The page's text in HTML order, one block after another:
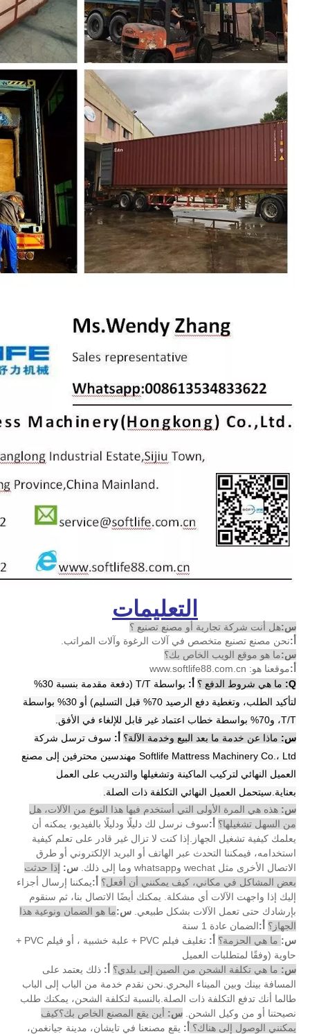
التعليمات
س:هل أنت شركة تجارية أو مصنع تصنيع ؟
أ:نحن مصنع تصنيع متخصص في آلات الرغوة وآلات المراتب.
س:ما هو موقع الويب الخاص بك؟
أ:موقعنا هو: www.softlife88.com.cn
Q
: ما هي شروط الدفع ؟ أ:
بواسطة T/T (دفعة مقدمة بنسبة 30%
لتأكيد الطلب، وتغطية دفع الرصيد 70% قبل التسليم) أو 30% بواسطة
T/T، و70% بواسطة خطاب اعتماد غير قابل للإلغاء في الأفق.
س: ماذا عن خدمة ما بعد البيع وخدمة الآلة؟ أ: سوف ترسل شركة
Softlife Mattress Machinery Co.، Ltd مهندسين محترفين إلى مصنع
العميل النهائي لتركيب الماكينة وتشغيلها والتدريب على العمل
بعناية.سيتحمل العميل النهائي التكلفة ذات الصلة.
س: هذه هي المرة الأولى التي أستخدم فيها هذا النوع من الآلات، هل
من السهل تشغيلها؟
أ:سوف نرسل لك دليلًا ودليلًا بالفيديو، يمكنه أن
يعلمك كيفية تشغيل الجهاز.إذا كنت لا تزال غير قادر على تعلم كيفية
استخدامه، فيمكننا التحدث عبر الهاتف أو البريد الإلكتروني أو طرق
الاتصال الأخرى مثل wechat وwhatsapp وما إلى ذلك.
س: إذا حدثت
بعض المشاكل في مكاني، كيف يمكنني أن أفعل؟
أ:يمكننا إرسال أجزاء
إليك إذا واجهت الآلات أي مشكلة. يمكنك أيضًا الاتصال بنا، ثم سنقوم
بإرشادك حتى تعمل الآلات بشكل طبيعي. س:ما هو الضمان ونوعية هذا
الجهاز؟
أ:الضمان عادة 1 سنة
س: ما هي الحزمة؟ أ:
تغليف فيلم PVC + علبة خشبية ، أو فيلم PVC +
حاوية (وفقًا لمتطلبات العميل
س: ما هي تكلفة الشحن من الصين إلى بلدي؟ أ: ذلك يعتمد على
المسافة بينك وبين الميناء البحري.نحن نقدم خدمة من الباب إلى الباب
طالما أنك تدفع التكلفة ذات الصلة.بالنسبة لتكلفة الشحن، يمكنك طلب
نصيحتنا أو من وكيل الشحن. س: أين يقع المصنع الخاص بك؟كيف
يمكنني الوصول إلى هناك؟
أ: يقع مصنعنا في تايشان، مدينة جيانغمن،